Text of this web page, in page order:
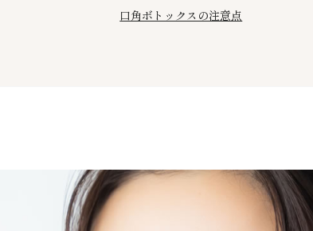
口角ボトックスの注意点